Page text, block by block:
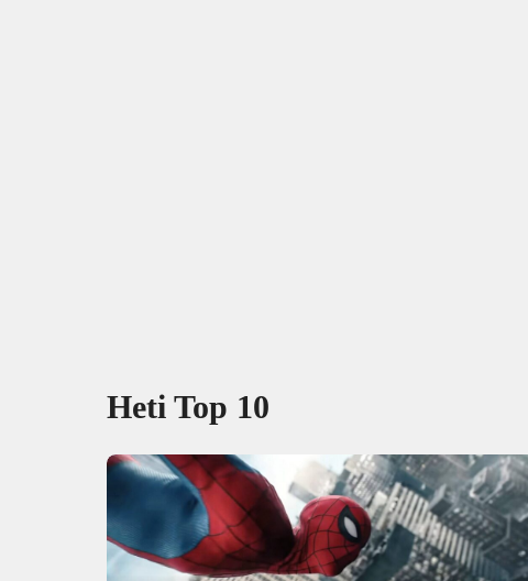
Heti Top 10